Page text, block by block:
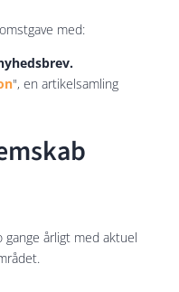
med:
", en artikelsamling
årligt med aktuel